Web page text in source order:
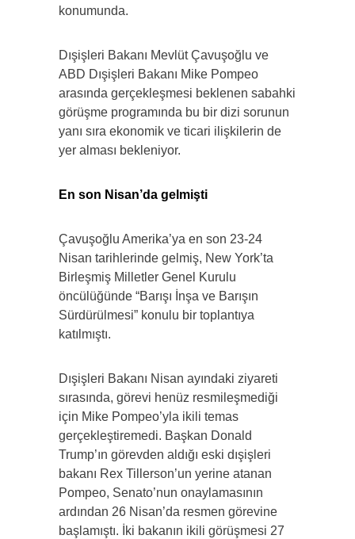
konumunda.
Dışişleri Bakanı Mevlüt Çavuşoğlu ve
ABD Dışişleri Bakanı Mike Pompeo
arasında gerçekleşmesi beklenen sabahki
görüşme programında bu bir dizi sorunun
yanı sıra ekonomik ve ticari ilişkilerin de
yer alması bekleniyor.
En son Nisan’da gelmişti
Çavuşoğlu Amerika’ya en son 23-24
Nisan tarihlerinde gelmiş, New York’ta
Birleşmiş Milletler Genel Kurulu
öncülüğünde “Barışı İnşa ve Barışın
Sürdürülmesi” konulu bir toplantıya
katılmıştı.
Dışişleri Bakanı Nisan ayındaki ziyareti
sırasında, görevi henüz resmileşmediği
için Mike Pompeo’yla ikili temas
gerçekleştiremedi. Başkan Donald
Trump’ın görevden aldığı eski dışişleri
bakanı Rex Tillerson’un yerine atanan
Pompeo, Senato’nun onaylamasının
ardından 26 Nisan’da resmen görevine
başlamıştı. İki bakanın ikili görüşmesi 27